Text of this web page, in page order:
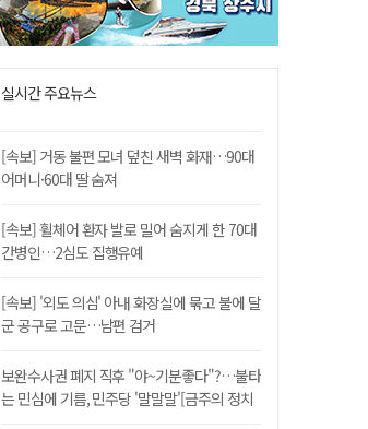
실시간 주요뉴스
[속보] 거동 불편 모녀 덮친 새벽 화재…90대
어머니·60대 딸 숨져
[속보] 휠체어 환자 발로 밀어 숨지게 한 70대
간병인…2심도 집행유예
[속보] '외도 의심' 아내 화장실에 묶고 불에 달
군 공구로 고문…남편 검거
보완수사권 폐지 직후 "야~기분좋다"?…불타
는 민심에 기름, 민주당 '말말말'[금주의 정치